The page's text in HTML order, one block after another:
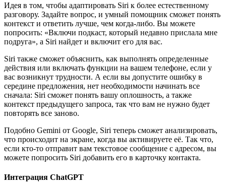
Идея в том, чтобы адаптировать Siri к более естественному
разговору. Задайте вопрос, и умный помощник сможет понять
контекст и ответить лучше, чем когда-либо. Вы можете
попросить: «Включи подкаст, который недавно прислала мне
подруга», а Siri найдет и включит его для вас.
Siri также сможет объяснить, как выполнять определенные
действия или включать функции на вашем телефоне, если у
вас возникнут трудности. А если вы допустите ошибку в
середине предложения, нет необходимости начинать все
сначала: Siri сможет понять вашу оплошность, а также
контекст предыдущего запроса, так что вам не нужно будет
повторять все заново.
Подобно Gemini от Google, Siri теперь сможет анализировать,
что происходит на экране, когда вы активируете её. Так что,
если кто-то отправит вам текстовое сообщение с адресом, вы
можете попросить Siri добавить его в карточку контакта.
Интеграция ChatGPT